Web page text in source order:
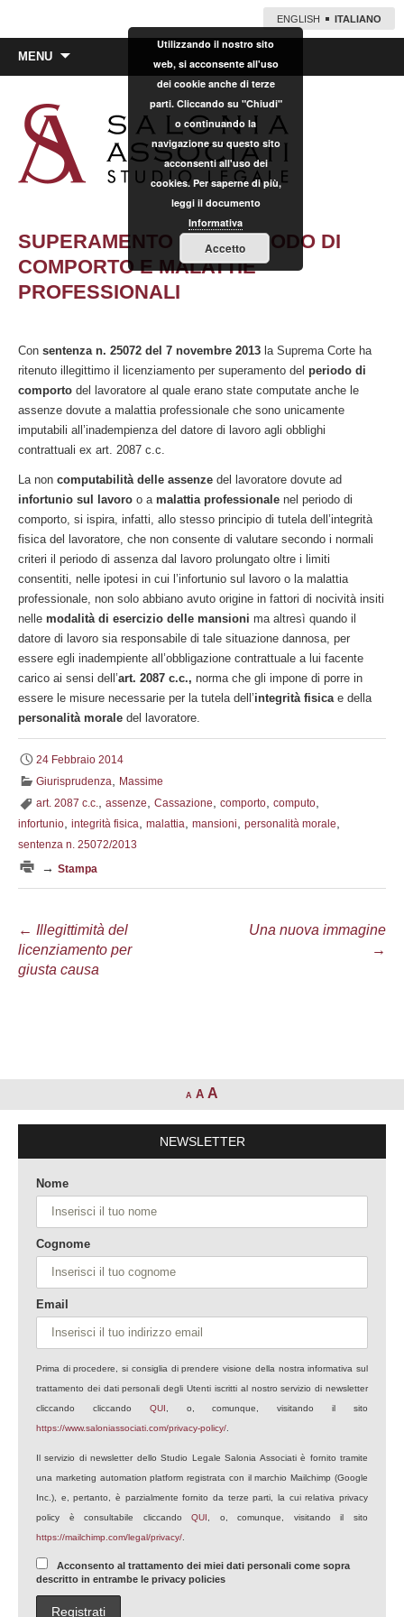
ENGLISH ITALIANO
MENU
SUPERAMENTO DEL PERIODO DI
COMPORTO E MALATTIE
PROFESSIONALI
Con sentenza n. 25072 del 7 novembre 2013 la Suprema Corte ha
ritenuto illegittimo il licenziamento per superamento del periodo di
comporto del lavoratore al quale erano state computate anche le
assenze dovute a malattia professionale che sono unicamente
imputabili all’inadempienza del datore di lavoro agli obblighi
contrattuali ex art. 2087 c.c.
La non computabilità delle assenze del lavoratore dovute ad
infortunio sul lavoro o a malattia professionale nel periodo di
comporto, si ispira, infatti, allo stesso principio di tutela dell’integrità
fisica del lavoratore, che non consente di valutare secondo i normali
criteri il periodo di assenza dal lavoro prolungato oltre i limiti
consentiti, nelle ipotesi in cui l’infortunio sul lavoro o la malattia
professionale, non solo abbiano avuto origine in fattori di nocività insiti
nelle modalità di esercizio delle mansioni ma altresì quando il
datore di lavoro sia responsabile di tale situazione dannosa, per
essere egli inadempiente all’obbligazione contrattuale a lui facente
carico ai sensi dell’art. 2087 c.c., norma che gli impone di porre in
essere le misure necessarie per la tutela dell’integrità fisicae della
personalità morale del lavoratore.
24 Febbraio 2014
Giurisprudenza
Massime
art. 2087 c.c. assenze Cassazione comporto computo
infortunio integrità fisica malattia mansioni personalità morale
sentenza n. 25072/2013
→ Stampa
Navigazione
articolo
← Illegittimità del
licenziamento per
giusta causa
Una nuova immagine
→
A A A
NEWSLETTER
Nome
Cognome
Email
Prima di procedere, si consiglia di prendere visione della nostra informativa sul
trattamento dei dati personali degli Utenti iscritti al nostro servizio di newsletter
cliccando cliccando QUI , o, comunque, visitando il sito
https://www.saloniassociati.com/privacy-policy/
Il servizio di newsletter dello Studio Legale Salonia Associati è fornito tramite
una marketing automation platform registrata con il marchio Mailchimp (Google
Inc.), e, pertanto, è parzialmente fornito da terze parti, la cui relativa privacy
policy è consultabile cliccandoQUI
, o, comunque, visitando il sito
https://mailchimp.com/legal/privacy/
Acconsento al trattamento dei miei dati personali come sopra
descritto in entrambe le privacy policies
Utilizzando il nostro sito
web, si acconsente all'uso
dei cookie anche di terze
parti. Cliccando su "Chiudi"
o continuando la
navigazione su questo sito
acconsenti all'uso dei
cookies. Per saperne di più,
leggi il documento
Informativa
Accetto